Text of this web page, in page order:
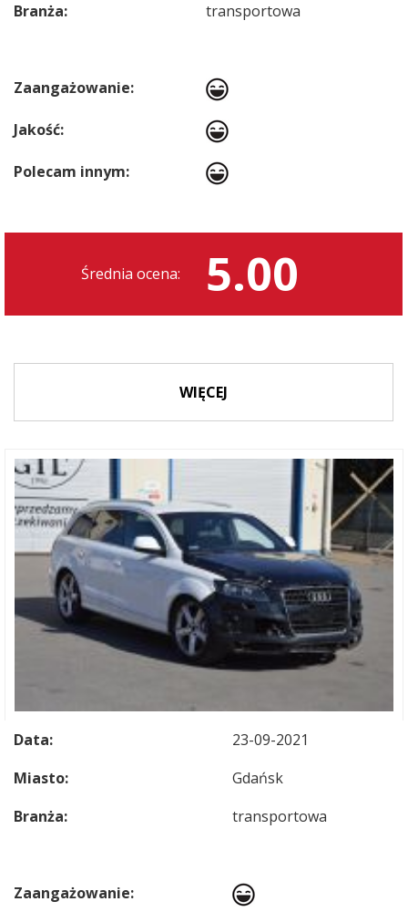
Branża:
transportowa
Zaangażowanie:
Jakość:
Polecam innym:
Średnia ocena: 5.00
WIĘCEJ
Data:
23-09-2021
Miasto:
Gdańsk
Branża:
transportowa
Zaangażowanie: